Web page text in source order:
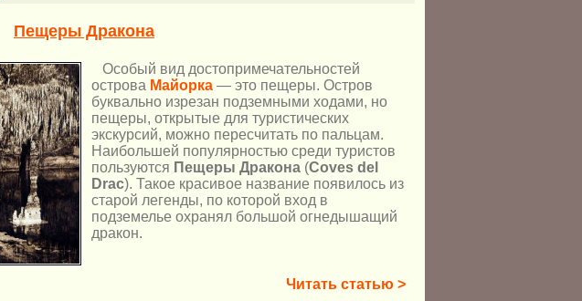
Пещеры Дракона
Особый вид достопримечательностей
острова Майорка — это пещеры. Остров
буквально изрезан подземными ходами, но
пещеры, открытые для туристических
экскурсий, можно пересчитать по пальцам.
Наибольшей популярностью среди туристов
пользуются Пещеры Дракона (Coves del
Drac). Такое красивое название появилось из
старой легенды, по которой вход в
подземелье охранял большой огнедышащий
дракон.
Читать статью >